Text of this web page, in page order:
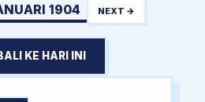
1904 NEXT →
KE HARI INI